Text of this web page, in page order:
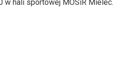
hali sportowej MOSiR Mielec.